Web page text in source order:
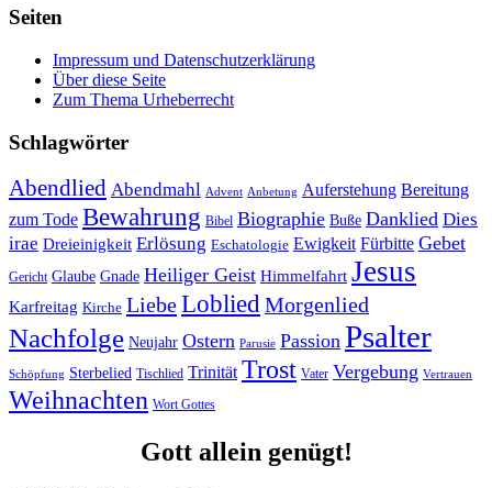
Seiten
Impressum und Datenschutzerklärung
Über diese Seite
Zum Thema Urheberrecht
Schlagwörter
Abendlied Abendmahl Advent Anbetung Auferstehung Bereitung
zum Tode Bewahrung Bibel Biographie Buße Danklied Dies
irae Dreieinigkeit Erlösung Eschatologie Ewigkeit Fürbitte Gebet
Gericht Glaube Gnade Heiliger Geist Himmelfahrt Jesus
Karfreitag Kirche LiebeLobliedMorgenlied
Nachfolge Neujahr Ostern Parusie Passion Psalter
Schöpfung Sterbelied Tischlied Trinität Trost Vater Vergebung Vertrauen
Weihnachten Wort Gottes
Gott allein genügt!